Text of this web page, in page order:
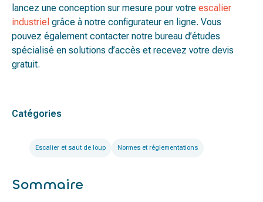
lancez une conception sur mesure pour votre escalier
industriel grâce à notre configurateur en ligne. Vous
pouvez également contacter notre bureau d’études
spécialisé en solutions d’accès et recevez votre devis
gratuit.
Catégories
Escalier et saut de loup Normes et réglementations
Sommaire